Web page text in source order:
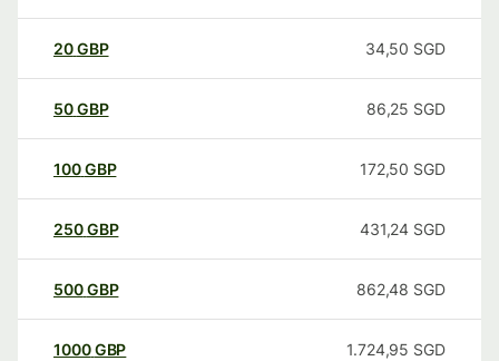
20GBP 34,50 SGD
50GBP 86,25 SGD
100GBP 172,50 SGD
250GBP 431,24 SGD
500GBP 862,48 SGD
1000GBP 1.724,95 SGD